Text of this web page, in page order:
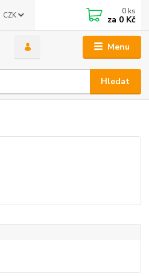
Menu
CZK
Hledat
0 ks
za 0 Kč